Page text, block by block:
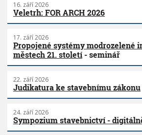
16. září 2026
Veletrh: FOR ARCH 2026
17. září 2026
Propojené systémy modrozelené
městech 21. století- seminář
22. září 2026
Judikatura ke stavebnímu zákonu
24. září 2026
Sympozium stavebnictví -